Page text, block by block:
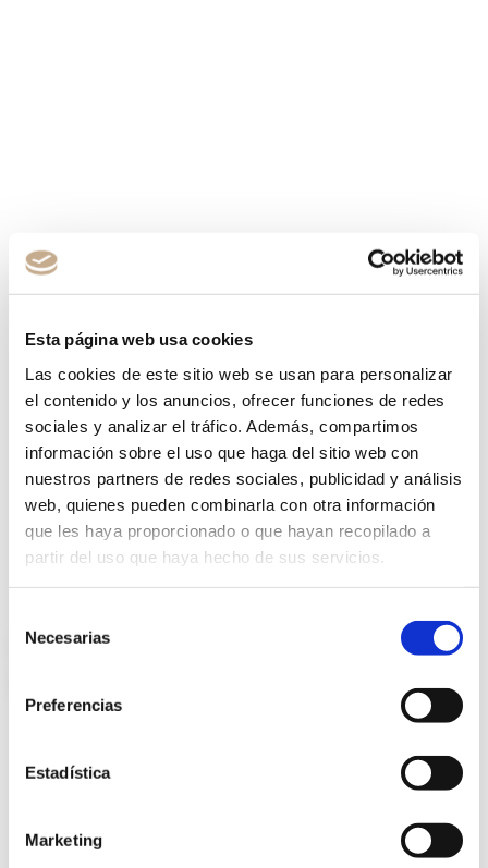
Esta página web usa cookies
Las cookies de este sitio web se usan para personalizar
el contenido y los anuncios, ofrecer funciones de redes
sociales y analizar el tráfico. Además, compartimos
información sobre el uso que haga del sitio web con
nuestros partners de redes sociales, publicidad y análisis
web, quienes pueden combinarla con otra información
que les haya proporcionado o que hayan recopilado a
partir del uso que haya hecho de sus servicios.
Necesarias
Preferencias
Estadística
Marketing
الجفون